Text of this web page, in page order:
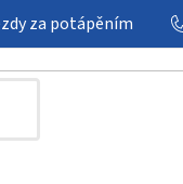
za potápěním